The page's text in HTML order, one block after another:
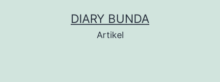
DIARY BUNDA
Artikel